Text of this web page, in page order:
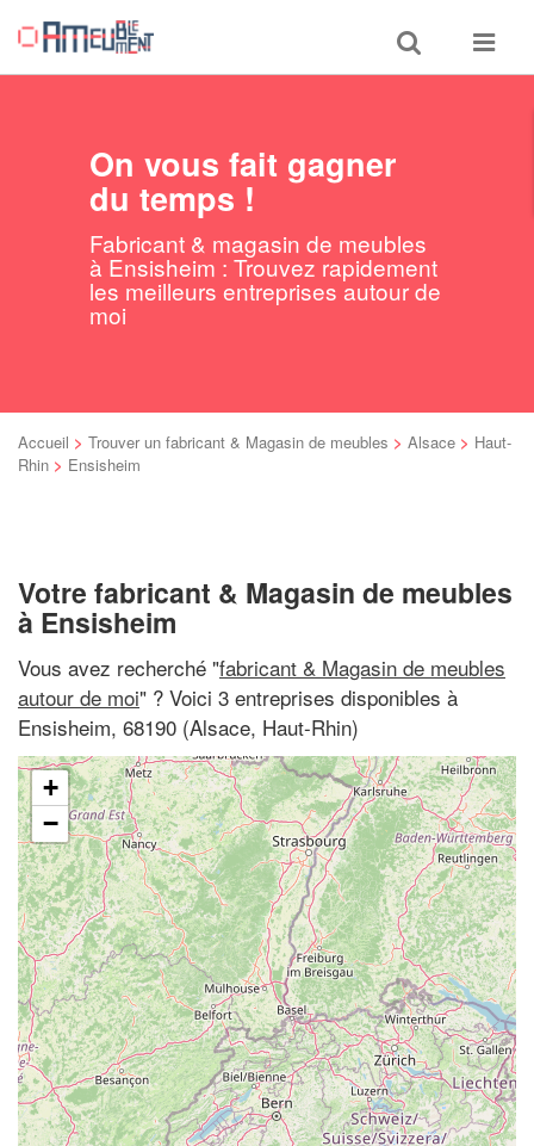
Toggle
search
Toggle
On vous fait gagner
du temps !
Fabricant & magasin de meubles
à Ensisheim : Trouvez rapidement
les meilleurs entreprises autour de
moi
Accueil > Trouver un fabricant & Magasin de meubles > Alsace > Haut-
Rhin > Ensisheim
Votre fabricant & Magasin de meubles
à Ensisheim
Vous avez recherché "fabricant & Magasin de meubles
autour de moi" ? Voici 3 entreprises disponibles à
Ensisheim, 68190 (Alsace, Haut-Rhin)
+
−